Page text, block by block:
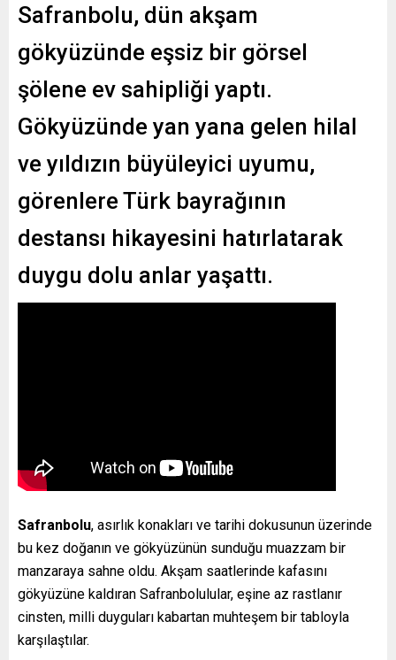
Safranbolu, dün akşam
gökyüzünde eşsiz bir görsel
şölene ev sahipliği yaptı.
Gökyüzünde yan yana gelen hilal
ve yıldızın büyüleyici uyumu,
görenlere Türk bayrağının
destansı hikayesini hatırlatarak
duygu dolu anlar yaşattı.
Safranbolu, asırlık konakları ve tarihi dokusunun üzerinde
bu kez doğanın ve gökyüzünün sunduğu muazzam bir
manzaraya sahne oldu. Akşam saatlerinde kafasını
gökyüzüne kaldıran Safranbolulular, eşine az rastlanır
cinsten, milli duyguları kabartan muhteşem bir tabloyla
karşılaştılar.